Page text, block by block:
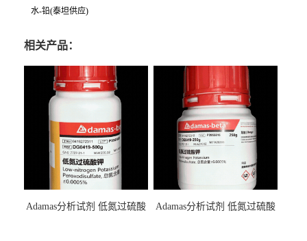
水-铅(泰坦供应)
相关产品：
Adamas分析试剂 低氮过硫酸
Adamas分析试剂 低氮过硫酸